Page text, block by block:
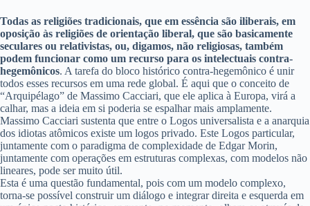
Todas as religiões tradicionais, que em essência são iliberais, em
oposição às religiões de orientação liberal, que são basicamente
seculares ou relativistas, ou, digamos, não religiosas, também
podem funcionar como um recurso para os intelectuais contra-
hegemônicos. A tarefa do bloco histórico contra-hegemônico é unir
todos esses recursos em uma rede global. É aqui que o conceito de
“Arquipélago” de Massimo Cacciari, que ele aplica à Europa, virá a
calhar, mas a ideia em si poderia se espalhar mais amplamente.
Massimo Cacciari sustenta que entre o Logos universalista e a anarquia
dos idiotas atômicos existe um logos privado. Este Logos particular,
juntamente com o paradigma de complexidade de Edgar Morin,
juntamente com operações em estruturas complexas, com modelos não
lineares, pode ser muito útil.
Esta é uma questão fundamental, pois com um modelo complexo,
torna-se possível construir um diálogo e integrar direita e esquerda em